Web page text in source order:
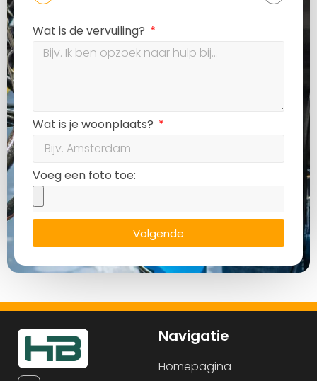
Wat is de vervuiling?
Wat is je woonplaats?
Voeg een foto toe:
Volgende
Navigatie
Homepagina